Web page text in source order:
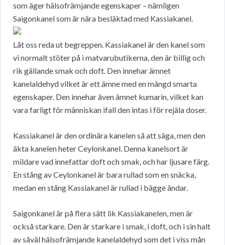
som äger hälsofrämjande egenskaper – nämligen
Saigonkanel som är nära besläktad med Kassiakanel.
Låt oss reda ut begreppen. Kassiakanel är den kanel som
vi normalt stöter på i matvarubutikerna, den är billig och
rik gällande smak och doft. Den innehar ämnet
kanelaldehyd vilket är ett ämne med en mängd smarta
egenskaper. Den innehar även ämnet kumarin, vilket kan
vara farligt för människan ifall den intas i för rejäla doser.
Kassiakanel är den ordinära kanelen så att säga, men den
äkta kanelen heter Ceylonkanel. Denna kanelsort är
mildare vad innefattar doft och smak, och har ljusare färg.
En stång av Ceylonkanel är bara rullad som en snäcka,
medan en stång Kassiakanel är rullad i bägge ändar.
Saigonkanel är på flera sätt lik Kassiakanelen, men är
också starkare. Den är starkare i smak, i doft, och i sin halt
av såväl hälsofrämjande kanelaldehyd som det i viss mån